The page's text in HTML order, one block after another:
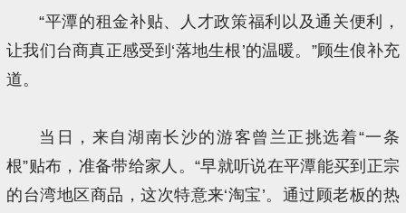
“平潭的租金补贴、人才政策福利以及通关便利，
让我们台商真正感受到‘落地生根’的温暖。”顾生俍补充
道。
当日，来自湖南长沙的游客曾兰正挑选着“一条
根”贴布，准备带给家人。“早就听说在平潭能买到正宗
的台湾地区商品，这次特意来‘淘宝’。通过顾老板的热